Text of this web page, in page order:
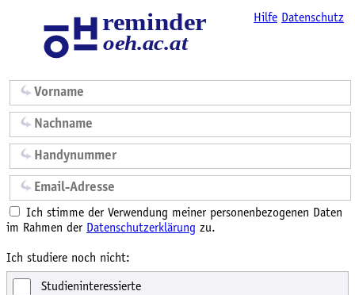
Hilfe Datenschutz
Ich stimme der Verwendung meiner personenbezogenen Daten
im Rahmen der Datenschutzerklärung zu.
Ich studiere noch nicht:
Studieninteressierte